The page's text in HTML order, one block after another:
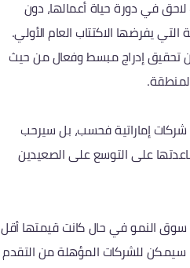
في دورة حياة أعمالها، دون
التي يفرضها الاكتتاب العام الأولي.
تحقيق إدراج مبسط وفعال من حيث
شركات إماراتية فحسب، بل سيرحب
على التوسع على الصعيدين
النمو في حال كانت قيمتها أقل
كما سيمكن للشركات المؤهلة من التقدم